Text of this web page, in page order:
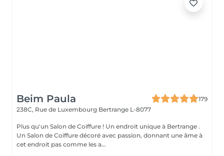
Beim Paula
179
238C, Rue de Luxembourg Bertrange L-8077
Plus qu'un Salon de Coiffure ! Un endroit unique à Bertrange .
Un Salon de Coiffure décoré avec passion, donnant une âme à
cet endroit pas comme les a...